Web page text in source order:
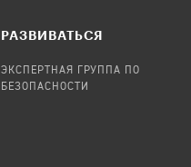
РАЗВИВАТЬСЯ
ЭКСПЕРТНАЯ ГРУППА ПО
БЕЗОПАСНОСТИ